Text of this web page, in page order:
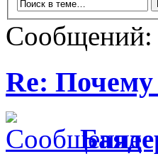
Сообщений:
Re: